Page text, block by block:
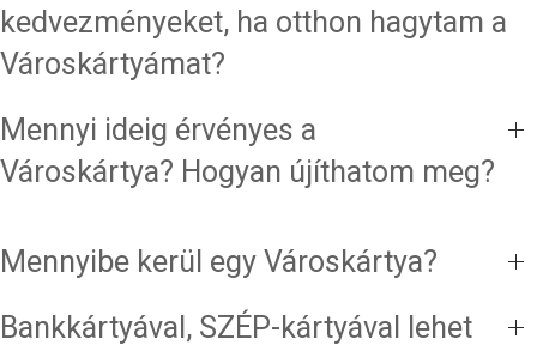
kedvezményeket, ha otthon hagytam a
Városkártyámat?
Mennyi ideig érvényes a
Városkártya? Hogyan újíthatom meg?
Mennyibe kerül egy Városkártya?
Bankkártyával, SZÉP-kártyával lehet